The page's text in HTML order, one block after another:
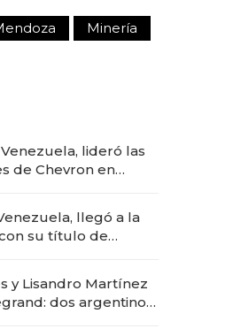
Minería
lideró las
de Chevron en
llegó a la
su título de
"fast premium"
y Lisandro Martínez
dos argentinos